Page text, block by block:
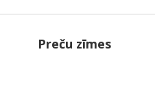
Preču zīmes